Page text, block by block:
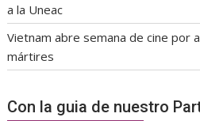
a la Uneac
Vietnam abre semana de cine por
mártires
Con la guia de nuestro